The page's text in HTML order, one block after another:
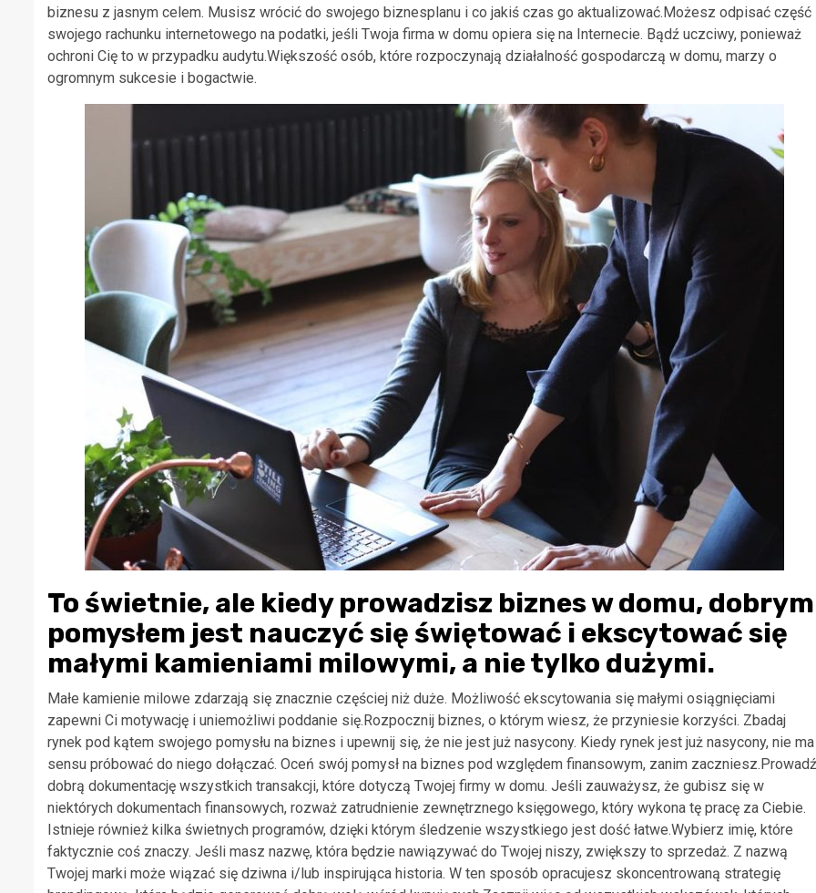
biznesu z jasnym celem. Musisz wrócić do swojego biznesplanu i co jakiś czas go aktualizować.Możesz odpisać część
swojego rachunku internetowego na podatki, jeśli Twoja firma w domu opiera się na Internecie. Bądź uczciwy, ponieważ
ochroni Cię to w przypadku audytu.Większość osób, które rozpoczynają działalność gospodarczą w domu, marzy o
ogromnym sukcesie i bogactwie.
To świetnie, ale kiedy prowadzisz biznes w domu, dobrym
pomysłem jest nauczyć się świętować i ekscytować się
małymi kamieniami milowymi, a nie tylko dużymi.
Małe kamienie milowe zdarzają się znacznie częściej niż duże. Możliwość ekscytowania się małymi osiągnięciami
zapewni Ci motywację i uniemożliwi poddanie się.Rozpocznij biznes, o którym wiesz, że przyniesie korzyści. Zbadaj
rynek pod kątem swojego pomysłu na biznes i upewnij się, że nie jest już nasycony. Kiedy rynek jest już nasycony, nie ma
sensu próbować do niego dołączać. Oceń swój pomysł na biznes pod względem finansowym, zanim zaczniesz.Prowadź
dobrą dokumentację wszystkich transakcji, które dotyczą Twojej firmy w domu. Jeśli zauważysz, że gubisz się w
niektórych dokumentach finansowych, rozważ zatrudnienie zewnętrznego księgowego, który wykona tę pracę za Ciebie.
Istnieje również kilka świetnych programów, dzięki którym śledzenie wszystkiego jest dość łatwe.Wybierz imię, które
faktycznie coś znaczy. Jeśli masz nazwę, która będzie nawiązywać do Twojej niszy, zwiększy to sprzedaż. Z nazwą
Twojej marki może wiązać się dziwna i/lub inspirująca historia. W ten sposób opracujesz skoncentrowaną strategię